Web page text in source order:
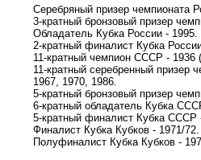
Серебряный призер чемпионата
3-кратный бронзовый призер
Обладатель Кубка России - 1995.
2-кратный финалист Кубка
11-кратный чемпион СССР - 1936
11-кратный серебренный призер
1967, 1970, 1986.
5-кратный бронзовый призер
6-кратный обладатель Кубка
5-кратный финалист Кубка СССР
Финалист Кубка Кубков - 1971/72.
Полуфиналист Кубка Кубков -